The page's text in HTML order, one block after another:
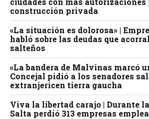
construcción privada
«La situación es dolorosa» |
habló sobre las deudas que
salteños
«La bandera de Malvinas marcó
Concejal pidió a los senadores
extranjericen tierra gaucha
Viva la libertad carajo | Durante
Salta perdió 313 empresas